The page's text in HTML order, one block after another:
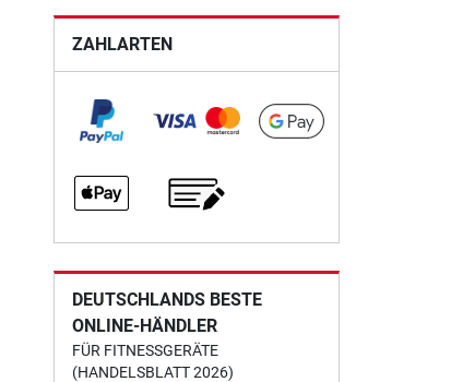
ZAHLARTEN
DEUTSCHLANDS BESTE
ONLINE-HÄNDLER
FÜR FITNESSGERÄTE
(HANDELSBLATT 2026)